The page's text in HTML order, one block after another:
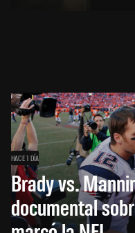
HACE 1 DÍA
Brady vs.
documental